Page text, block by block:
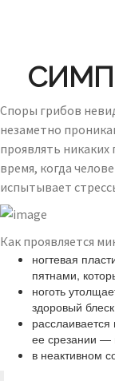
Споры грибов
незаметно
проявлять
время, когда
испытывает
Как проявляется
ногтевая
пятнами,
ноготь
здоровый
ее срезании —
в неактивном